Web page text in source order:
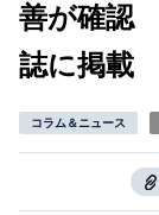
善が確認
誌に掲載
コラム＆ニュース